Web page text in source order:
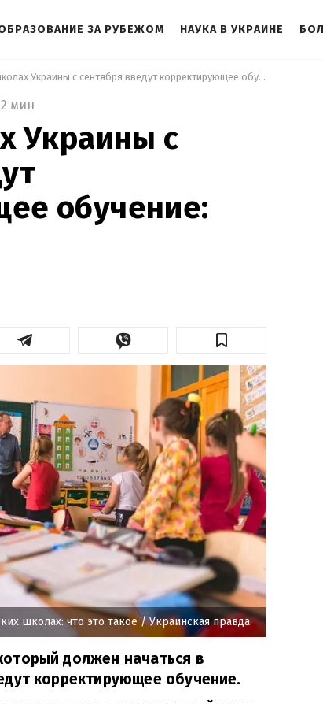
ЗА РУБЕЖОМ НАУКА В УКРАИНЕ
Во всех школах Украины с сентября введут корректирующее обучение: что это такое
2 мин
Украины с
обучение:
школах: что это такое/ Украинская правда
должен начаться в
корректирующее обучение.